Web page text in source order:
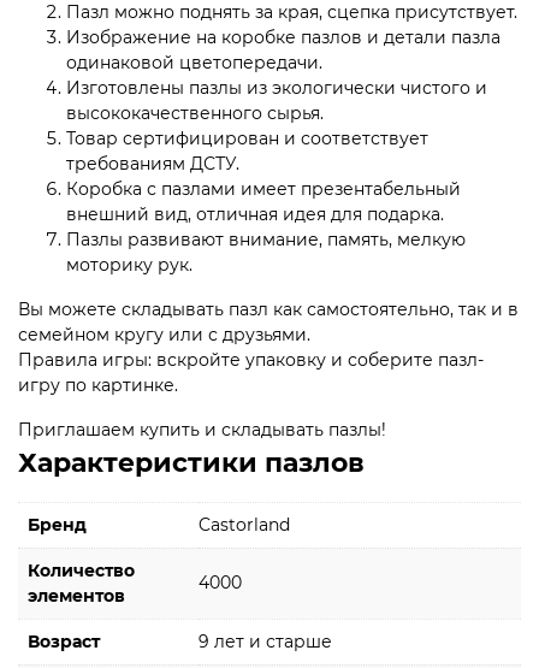
Пазл можно поднять за края, сцепка присутствует.
Изображение на коробке пазлов и детали пазла
одинаковой цветопередачи.
Изготовлены пазлы из экологически чистого и
высококачественного сырья.
Товар сертифицирован и соответствует
требованиям ДСТУ.
Коробка с пазлами имеет презентабельный
внешний вид, отличная идея для подарка.
Пазлы развивают внимание, память, мелкую
моторику рук.
Вы можете складывать пазл как самостоятельно, так и в
семейном кругу или с друзьями.
Правила игры: вскройте упаковку и соберите пазл-
игру по картинке.
Приглашаем купить и складывать пазлы!
Характеристики пазлов
Бренд Castorland
Количество
элементов
4000
Возраст 9 лет и старше